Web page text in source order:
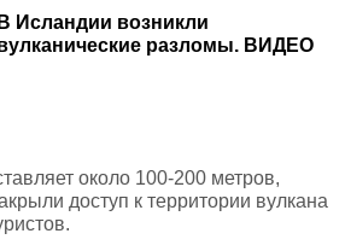
В Исландии возникли
разломы. ВИДЕО
около 100-200 метров,
доступ к территории вулкана